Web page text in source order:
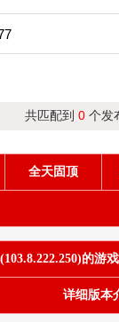
共匹配到 0 个发
全天固顶
的游
详细版本